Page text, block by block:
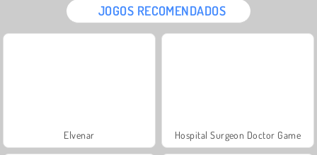
JOGOS RECOMENDADOS
Elvenar Hospital Surgeon Doctor Game